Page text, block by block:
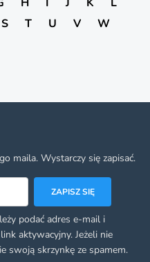
S T U V
W
maila. Wystarczy się zapisać.
ZAPISZ SIĘ
podać adres e-mail i
aktywacyjny. Jeżeli nie
swoją skrzynkę ze spamem.